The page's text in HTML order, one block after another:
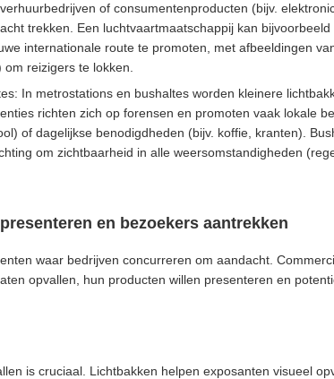
of consumentenproducten (bijv.
trekken. Een luchtvaartmaatschappij kan bijvoorbeeld
internationale route te promoten, met afbeeldingen
reizigers te lokken.
In metrostations en bushaltes worden kleinere
richten zich op forensen en promoten vaak lokale
of dagelijkse benodigdheden (bijv. koffie, kranten).
om zichtbaarheid in alle weersomstandigheden
en bezoekers aantrekken
waar bedrijven concurreren om aandacht.
opvallen, hun producten willen presenteren en
is cruciaal. Lichtbakken helpen exposanten visueel